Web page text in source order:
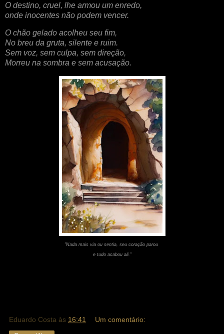
O destino, cruel, lhe armou um enredo,
onde inocentes não podem vencer.
O chão gelado acolheu seu fim,
No breu da gruta, silente e ruim.
Sem voz, sem culpa, sem direção,
Morreu na sombra e sem acusação.
"Nada mais via ou sentia, seu coração parou
e tudo acabou ali."
Eduardo Costa às 16:41 Um comentário: